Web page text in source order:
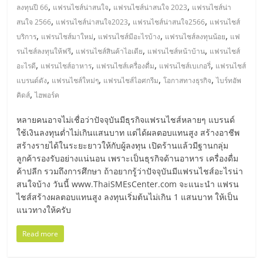
ศูนย์
รวม
แฟ
รน
ไชส์
พร้อม
ทำเล
สำหรับ
ลงทุนปี 66, แฟรนไชส์น่าสนใจ, แฟรนไชส์น่าสนใจ 2023, แฟรนไชส์น่า
สนใจ 2566, แฟรนไชส์น่าสนใจ2023, แฟรนไชส์น่าสนใจ2566, แฟรนไชส์
บริการ, แฟรนไชส์มาใหม่, แฟรนไชส์มีอะไรบ้าง, แฟรนไชส์ลงทุนน้อย, แฟ
รนไชส์ลงทุนให้ฟรี, แฟรนไชส์สินค้าไอเดีย, แฟรนไชส์หน้าบ้าน, แฟรนไชส์
อะไรดี, แฟรนไชส์อาหาร, แฟรนไชส์เครื่องดื่ม, แฟรนไชส์เบเกอรี่, แฟรนไชส์
แบรนด์ดัง, แฟรนไชส์ใหม่ๆ, แฟรนไชส์ไอศกรีม,โอกาสทางธุรกิจ,ไบร์ทอัพ
คิดส์,ไฮพอร์ค
หลายคนอาจไม่เชื่อว่าปัจจุบันมีธุรกิจแฟรนไชส์หลายๆ แบรนด์
ใช้เงินลงทุนต่ำไม่เกินแสนบาท แต่ได้ผลตอบแทนสูง สร้างอาชีพ
สร้างรายได้ในระยะยาวให้กับผู้ลงทุน เปิดร้านแล้วมีฐานกลุ่ม
ลูกค้ารองรับอย่างแน่นอน เพราะเป็นธุรกิจด้านอาหาร เครื่องดื่ม
ค้าปลีก รวมถึงการศึกษา ถ้าอยากรู้ว่าปัจจุบันมีแฟรนไชส์อะไรน่า
สนใจบ้าง วันนี้ www.ThaiSMEsCenter.com จะแนะนำ แฟรน
ไชส์สร้างผลตอบแทนสูง ลงทุนเริ่มต้นไม่เกิน 1 แสนบาท ให้เป็น
แนวทางให้ครับ
Read more